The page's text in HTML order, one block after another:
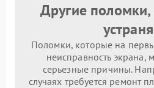
Другие
Поломки, которые на
неисправность экрана,
серьезные причины.
случаях требуется ремонт